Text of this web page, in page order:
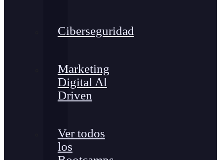
Ciberseguridad
Marketing
Digital Al
Driven
Ver todos
los